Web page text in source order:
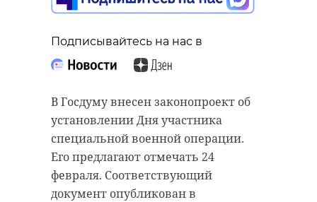
Подписывайтесь на нас в
В Госдуму внесен законопроект об
установлении Дня участника
специальной военной операции.
Его предлагают отмечать 24
февраля. Соответствующий
документ опубликован в